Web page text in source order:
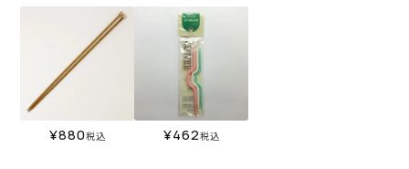
¥880税込 ¥462税込